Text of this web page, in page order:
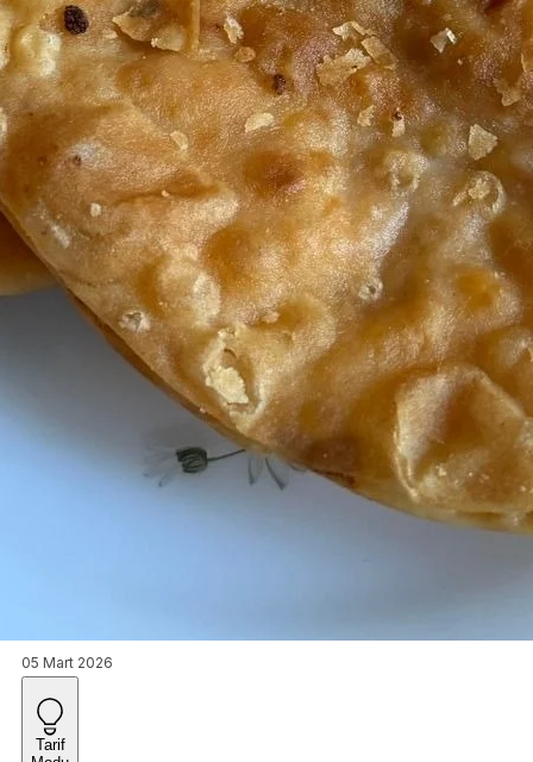
05 Mart 2026
Tarif